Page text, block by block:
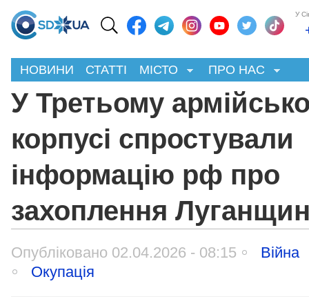
У
НОВИНИ СТАТТІ МІСТО ПРО НАС
У Третьому
корпусі спростували
інформацію рф про
захоплення
Опубліковано 02.04.2026 - 08:15
Війна
Окупація